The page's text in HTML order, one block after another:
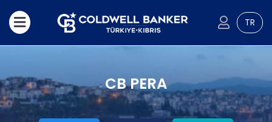
TR
CB PERA